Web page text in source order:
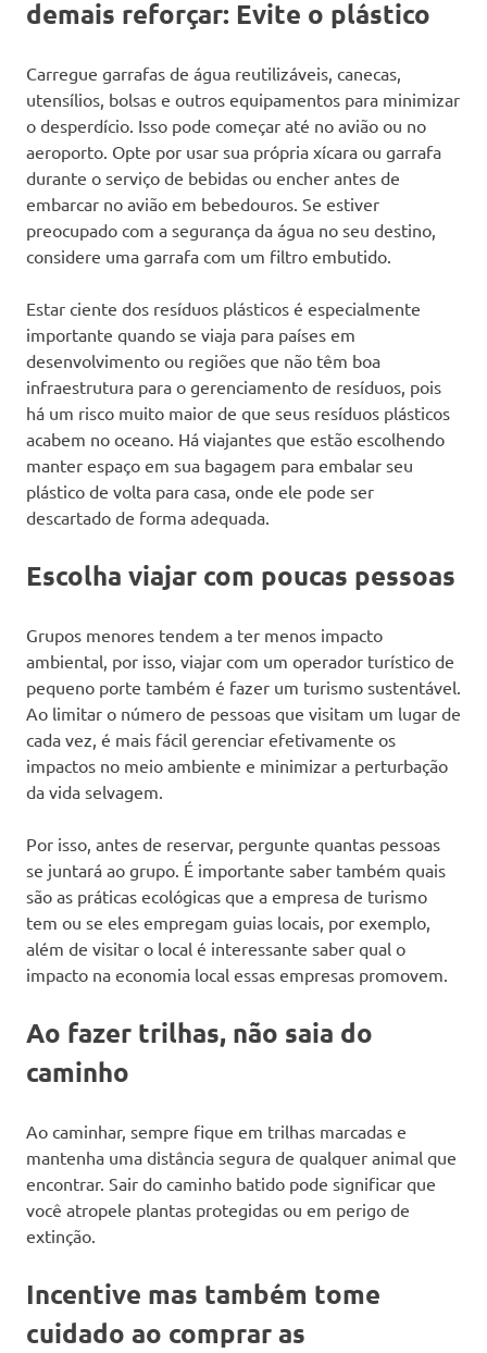
demais reforçar: Evite o plástico
Carregue garrafas de água reutilizáveis, canecas,
utensílios, bolsas e outros equipamentos para minimizar
o desperdício. Isso pode começar até no avião ou no
aeroporto. Opte por usar sua própria xícara ou garrafa
durante o serviço de bebidas ou encher antes de
embarcar no avião em bebedouros. Se estiver
preocupado com a segurança da água no seu destino,
considere uma garrafa com um filtro embutido.
Estar ciente dos resíduos plásticos é especialmente
importante quando se viaja para países em
desenvolvimento ou regiões que não têm boa
infraestrutura para o gerenciamento de resíduos, pois
há um risco muito maior de que seus resíduos plásticos
acabem no oceano. Há viajantes que estão escolhendo
manter espaço em sua bagagem para embalar seu
plástico de volta para casa, onde ele pode ser
descartado de forma adequada.
Escolha viajar com poucas pessoas
Grupos menores tendem a ter menos impacto
ambiental, por isso, viajar com um operador turístico de
pequeno porte também é fazer um turismo sustentável.
Ao limitar o número de pessoas que visitam um lugar de
cada vez, é mais fácil gerenciar efetivamente os
impactos no meio ambiente e minimizar a perturbação
da vida selvagem.
Por isso, antes de reservar, pergunte quantas pessoas
se juntará ao grupo. É importante saber também quais
são as práticas ecológicas que a empresa de turismo
tem ou se eles empregam guias locais, por exemplo,
além de visitar o local é interessante saber qual o
impacto na economia local essas empresas promovem.
Ao fazer trilhas, não saia do
caminho
Ao caminhar, sempre fique em trilhas marcadas e
mantenha uma distância segura de qualquer animal que
encontrar. Sair do caminho batido pode significar que
você atropele plantas protegidas ou em perigo de
extinção.
Incentive mas também tome
cuidado ao comprar as